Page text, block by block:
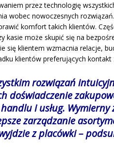
przez technologię
wobec nowoczesnych
komfort takich klientów.
kasie może skupić się na
się klientem wzmacnia relacje,
klientów preferujących kontakt
rozwiązań
doświadczenie
i usług.
zarządzanie
z placówki–